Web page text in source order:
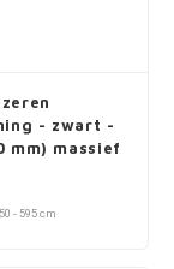
- zwart -
mm) massief
rozet
- 595 cm